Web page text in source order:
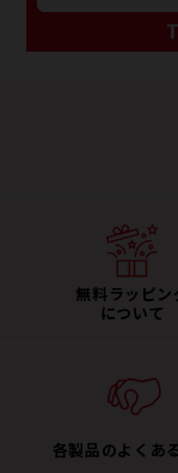
無料ラッピン
について
各製品のよくあ